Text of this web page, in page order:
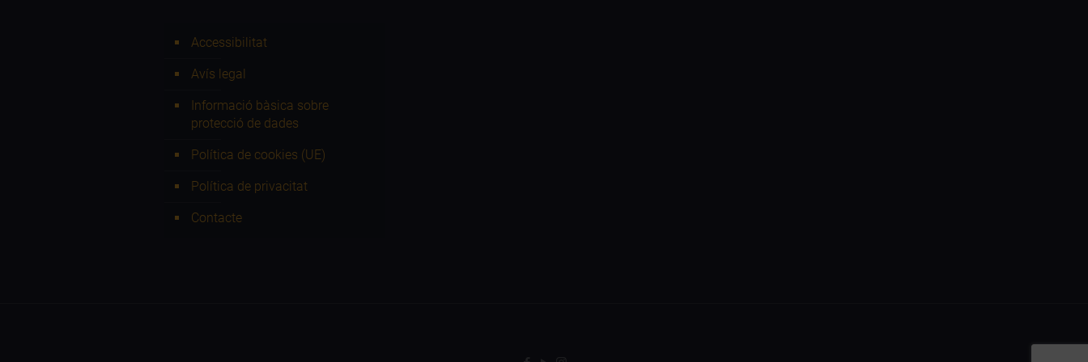
Accessibilitat
Avís legal
Informació bàsica sobre
protecció de dades
Política de cookies (UE)
Política de privacitat
Contacte